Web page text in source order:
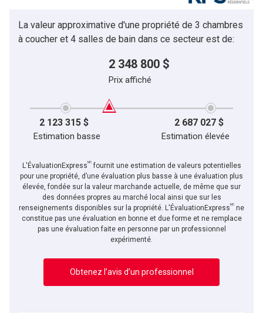
La valeur approximative d'une propriété de 3 chambres
à coucher et 4 salles de bain dans ce secteur est de:
2 348 800 $
Prix affiché
2 123 315 $ 2 687 027 $
Estimation basse Estimation élevée
L'ÉvaluationExpressMCfournit une estimation de valeurs potentielles
pour une propriété, d’une évaluation plus basse à une évaluation plus
élevée, fondée sur la valeur marchande actuelle, de même que sur
des données propres au marché local ainsi que sur les
renseignements disponibles sur la propriété. L'ÉvaluationExpressMC ne
constitue pas une évaluation en bonne et due forme et ne remplace
pas une évaluation faite en personne par un professionnel
expérimenté.
Obtenez l’avis d’un professionnel